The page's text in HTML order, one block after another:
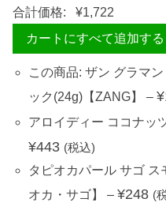
合計価格: ¥1,722
カートにすべて追加する
この商品: ザン グラマ
ック(24g)【ZANG】 – ¥
アロイディー ココナッ
¥443 (税込)
タピオカパール サゴ
オカ・サゴ】 – ¥248 (